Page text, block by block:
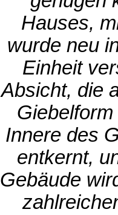
Hauses,
wurde neu
Einheit
Absicht, die
Innere des
entkernt,
Gebäude